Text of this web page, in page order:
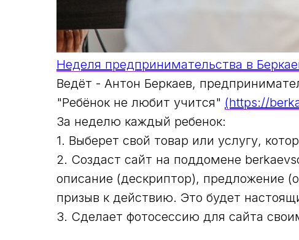
Неделя предпринимательства в
Ведёт - Антон Беркаев,
"Ребёнок не любит учится" (https://
За неделю каждый ребенок:
1. Выберет свой товар или услугу,
2. Создаст сайт на поддомене
описание (дескриптор), предложение
призыв к действию. Это будет
3. Сделает фотосессию для сайта